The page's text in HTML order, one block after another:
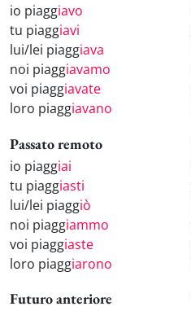
io piaggiavo
tu piaggiavi
lui/lei piaggiava
noi piaggiavamo
voi piaggiavate
loro piaggiavano
Passato remoto
io piaggiai
tu piaggiasti
lui/lei piaggiò
noi piaggiammo
voi piaggiaste
loro piaggiarono
Futuro anteriore